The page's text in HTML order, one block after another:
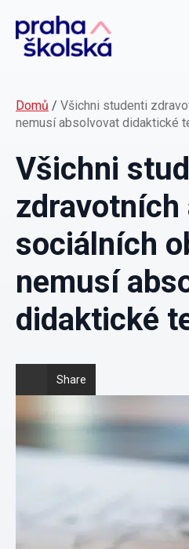
Domů / Všichni studenti
nemusí absolvovat didaktické
Všichni
zdravotních
sociálních
nemusí
didaktické
Share